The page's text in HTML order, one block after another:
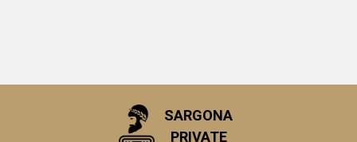
SARGONA
PRIVATE